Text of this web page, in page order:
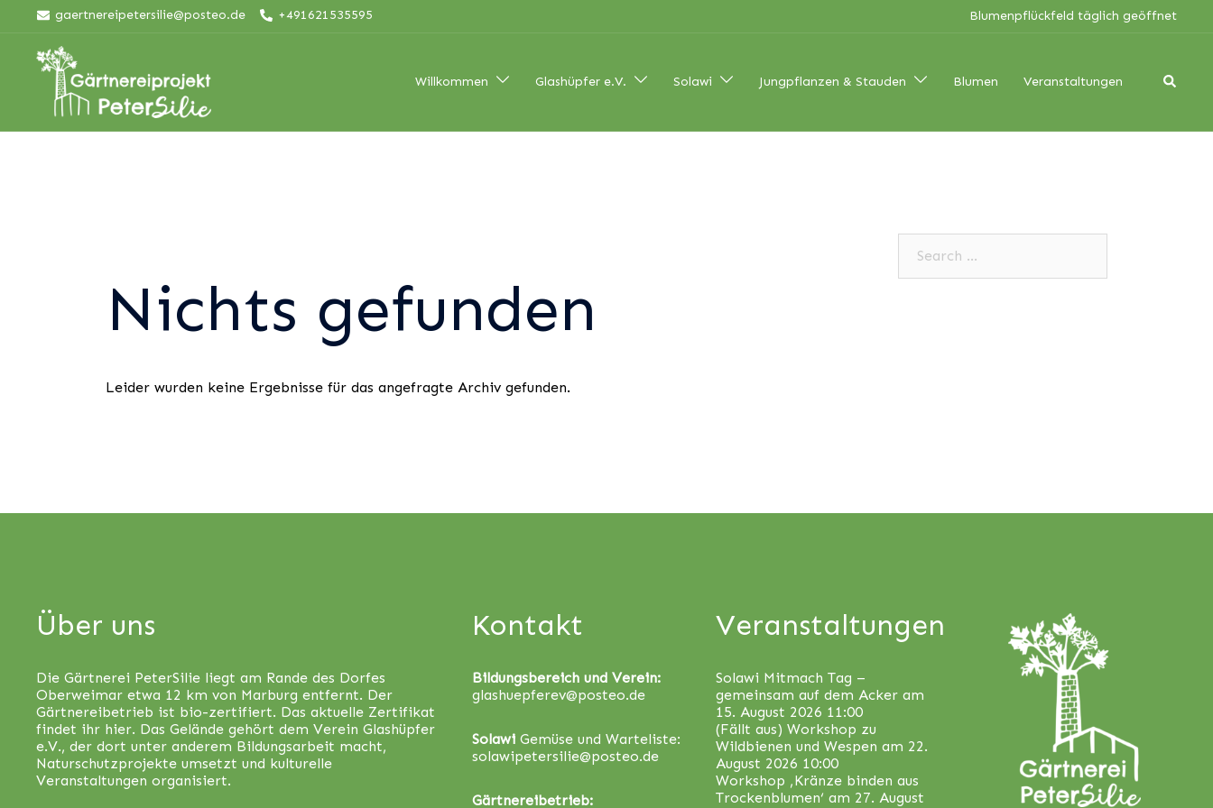
gaertnereipetersilie@posteo.de +491621535595 Blumenpflückfeld täglich geöffnet
Willkommen Glashüpfer e.V. Solawi Jungpflanzen & Stauden Blumen Veranstaltungen Search
Nichts gefunden
Leider wurden keine Ergebnisse für das angefragte Archiv gefunden.
Über uns
Die Gärtnerei PeterSilie liegt am Rande des Dorfes
Oberweimar etwa 12 km von Marburg entfernt. Der
Gärtnereibetrieb ist bio-zertifiert. Das aktuelle Zertifikat
findet ihr hier. Das Gelände gehört dem Verein Glashüpfer
e.V., der dort unter anderem Bildungsarbeit macht,
Naturschutzprojekte umsetzt und kulturelle
Veranstaltungen organisiert.
Kontakt
Bildungsbereich und Verein:
glashuepferev@posteo.de
Solawi Gemüse und Warteliste:
solawipetersilie@posteo.de
Gärtnereibetrieb:
Veranstaltungen
Solawi Mitmach Tag –
gemeinsam auf dem Acker am
15. August 2026 11:00
(Fällt aus) Workshop zu
Wildbienen und Wespen am 22.
August 2026 10:00
Workshop ‚Kränze binden aus
Trockenblumen‘ am 27. August